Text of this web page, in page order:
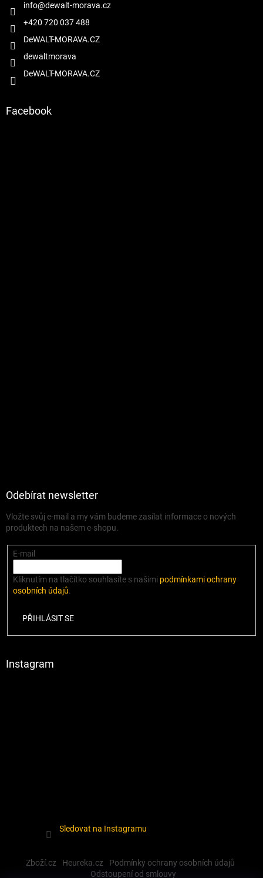
info@dewalt-morava.cz
+420 720 037 488
DeWALT-MORAVA.CZ
dewaltmorava
DeWALT-MORAVA.CZ
Facebook
Odebírat newsletter
Vložte svůj e-mail a my vám budeme zasílat informace o nových
produktech na našem e-shopu.
E-mail
Kliknutím na tlačítko souhlasíte s našimi podmínkami ochrany
osobních údajů.
PŘIHLÁSIT SE
Instagram
Sledovat na Instagramu
Zboží.cz Heureka.cz
Podmínky ochrany osobních údajů
Odstoupení od smlouvy